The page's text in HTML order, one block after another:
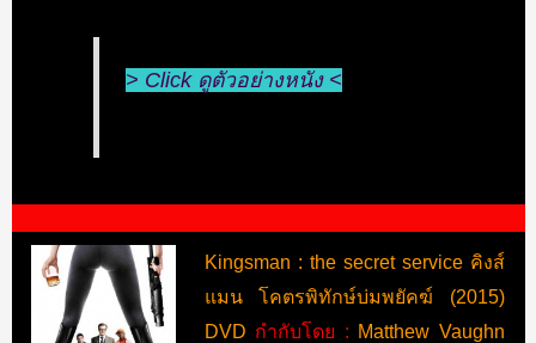
> Click ดูตัวอย่างหนัง <
Kingsman : the secret service คิงส์
แมน โคตรพิทักษ์บ่มพยัคฆ์ (2015)
DVD กำกับโดย : Matthew Vaughn